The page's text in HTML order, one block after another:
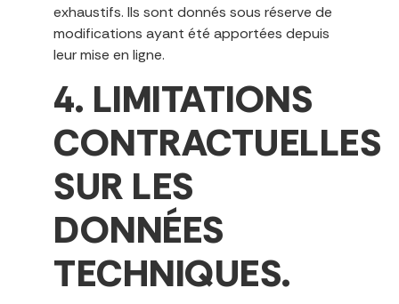
exhaustifs. Ils sont donnés sous réserve de
modifications ayant été apportées depuis
leur mise en ligne.
4. LIMITATIONS
CONTRACTUELLES
SUR LES
DONNÉES
TECHNIQUES.